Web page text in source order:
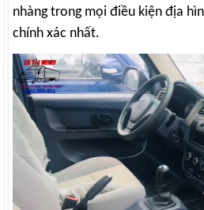
nhàng trong mọi điều kiện địa
chính xác nhất.